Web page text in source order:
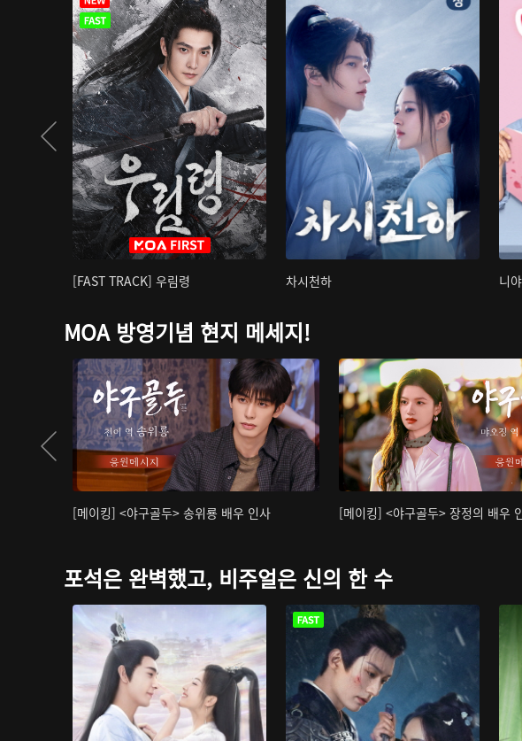
[FAST TRACK] 우림령 차시천하 니
MOA 방영기념 현지 메세지!
[메이킹] <야구골두> 송위룡 배우 인사 [메이킹] <야구골두> 장정의 배우
포석은 완벽했고, 비주얼은 신의 한 수